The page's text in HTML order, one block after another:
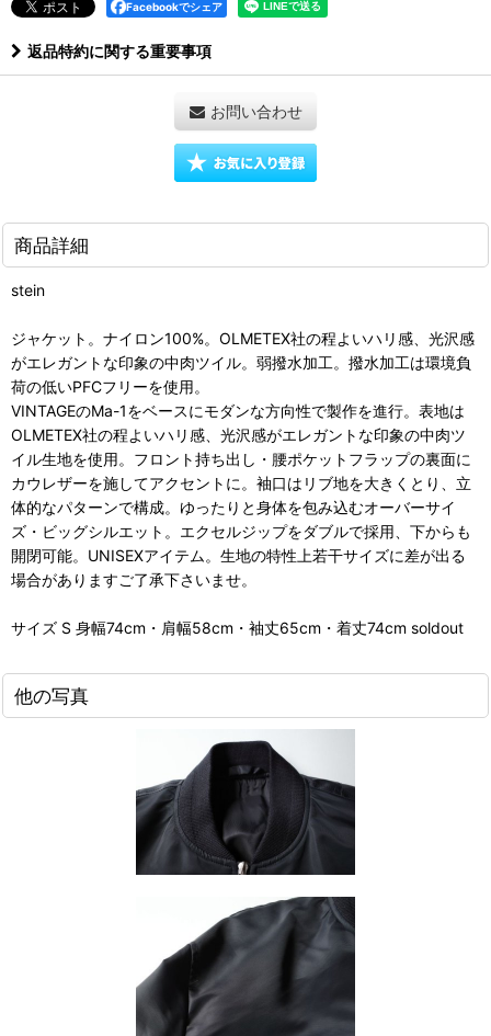
Facebookでシェア
返品特約に関する重要事項
お問い合わせ
商品詳細
stein
ジャケット。ナイロン100%。OLMETEX社の程よいハリ感、光沢感
がエレガントな印象の中肉ツイル。弱撥水加工。撥水加工は環境負
荷の低いPFCフリーを使用。
VINTAGEのMa-1をベースにモダンな方向性で製作を進行。表地は
OLMETEX社の程よいハリ感、光沢感がエレガントな印象の中肉ツ
イル生地を使用。フロント持ち出し・腰ポケットフラップの裏面に
カウレザーを施してアクセントに。袖口はリブ地を大きくとり、立
体的なパターンで構成。ゆったりと身体を包み込むオーバーサイ
ズ・ビッグシルエット。エクセルジップをダブルで採用、下からも
開閉可能。UNISEXアイテム。生地の特性上若干サイズに差が出る
場合がありますご了承下さいませ。
サイズ S 身幅74cm・肩幅58cm・袖丈65cm・着丈74cm soldout
他の写真